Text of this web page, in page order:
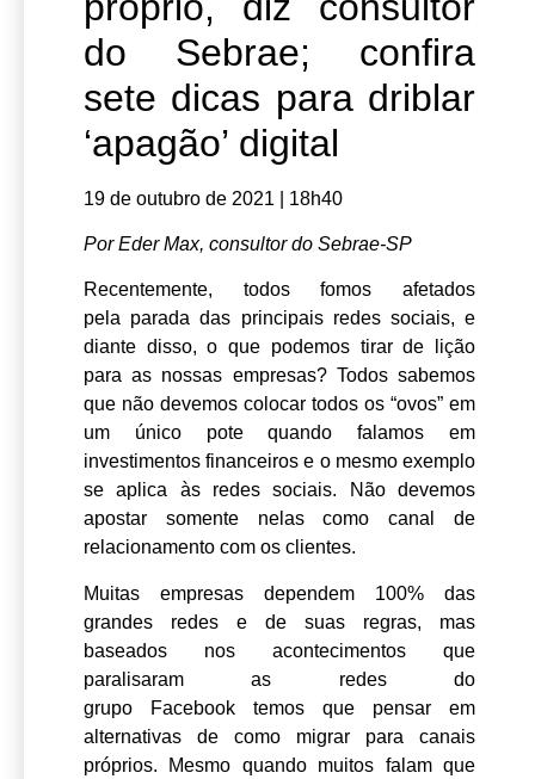
do Sebrae; confira
sete dicas para driblar
‘apagão’ digital
19 de outubro de 2021 | 18h40
Por Eder Max, consultor do Sebrae-SP
Recentemente, todos fomos afetados
pela parada das principais redes sociais, e
diante disso, o que podemos tirar de lição
para as nossas empresas? Todos sabemos
que não devemos colocar todos os “ovos” em
um único pote quando falamos em
investimentos financeiros e o mesmo exemplo
se aplica às redes sociais. Não devemos
apostar somente nelas como canal de
relacionamento com os clientes.
Muitas empresas dependem 100% das
grandes redes e de suas regras, mas
baseados nos acontecimentos que
paralisaram as redes do
grupo
Facebook temos que pensar em
alternativas de como migrar para canais
próprios. Mesmo quando muitos falam que